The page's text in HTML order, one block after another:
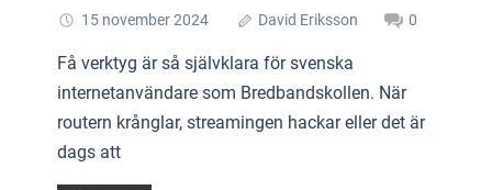
15 november 2024 David Eriksson 0
Få verktyg är så självklara för svenska
internetanvändare som Bredbandskollen. När
routern krånglar, streamingen hackar eller det är
dags att